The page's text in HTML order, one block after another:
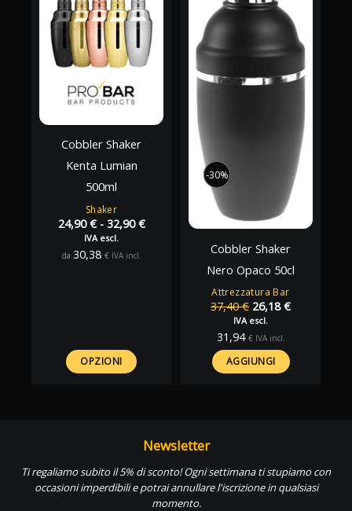
Shaker
Cobbler Shaker
Kenta Lumian
500ml
24,90€ - 32,90€Fascia
IVA escl.
da 30,38 € IVA incl.
OPZIONI
-30%
-30%
Attrezzatura Bar
Cobbler Shaker
Nero Opaco 50cl
37,40€ Il
prezzo
originale
era:
37,40 €.
26,18€Il
IVA escl.
31,94 € IVA incl.
AGGIUNGI
Newsletter
Ti regaliamo subito il 5% di sconto! Ogni settimana ti stupiamo con
occasioni imperdibili e potrai annullare l'iscrizione in qualsiasi
momento.